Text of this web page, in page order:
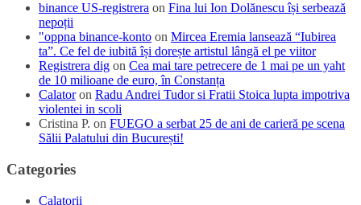
binance US-registrera on Fina lui Ion Dolănescu își serbează
nepoții
"oppna binance-konto on Mircea Eremia lansează “Iubirea
ta”. Ce fel de iubită își dorește artistul lângă el pe viitor
Registrera dig on Cea mai tare petrecere de 1 mai pe un yaht
de 10 milioane de euro, în Constanța
Calatoron Radu Andrei Tudor si Fratii Stoica lupta impotriva
violentei in scoli
Cristina P. on FUEGO a serbat 25 de ani de carieră pe scena
Sălii Palatului din București!
Categories
Calatorii